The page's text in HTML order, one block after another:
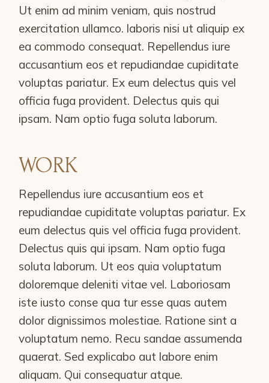
Ut enim ad minim veniam, quis nostrud
exercitation ullamco. laboris nisi ut aliquip ex
ea commodo consequat. Repellendus iure
accusantium eos et repudiandae cupiditate
voluptas pariatur. Ex eum delectus quis vel
officia fuga provident. Delectus quis qui
ipsam. Nam optio fuga soluta laborum.
WORK
Repellendus iure accusantium eos et
repudiandae cupiditate voluptas pariatur. Ex
eum delectus quis vel officia fuga provident.
Delectus quis qui ipsam. Nam optio fuga
soluta laborum. Ut eos quia voluptatum
doloremque deleniti vitae vel. Laboriosam
iste iusto conse qua tur esse quas autem
dolor dignissimos molestiae. Ratione sint a
voluptatum nemo. Recu sandae assumenda
quaerat. Sed explicabo aut labore enim
aliquam. Qui consequatur atque.